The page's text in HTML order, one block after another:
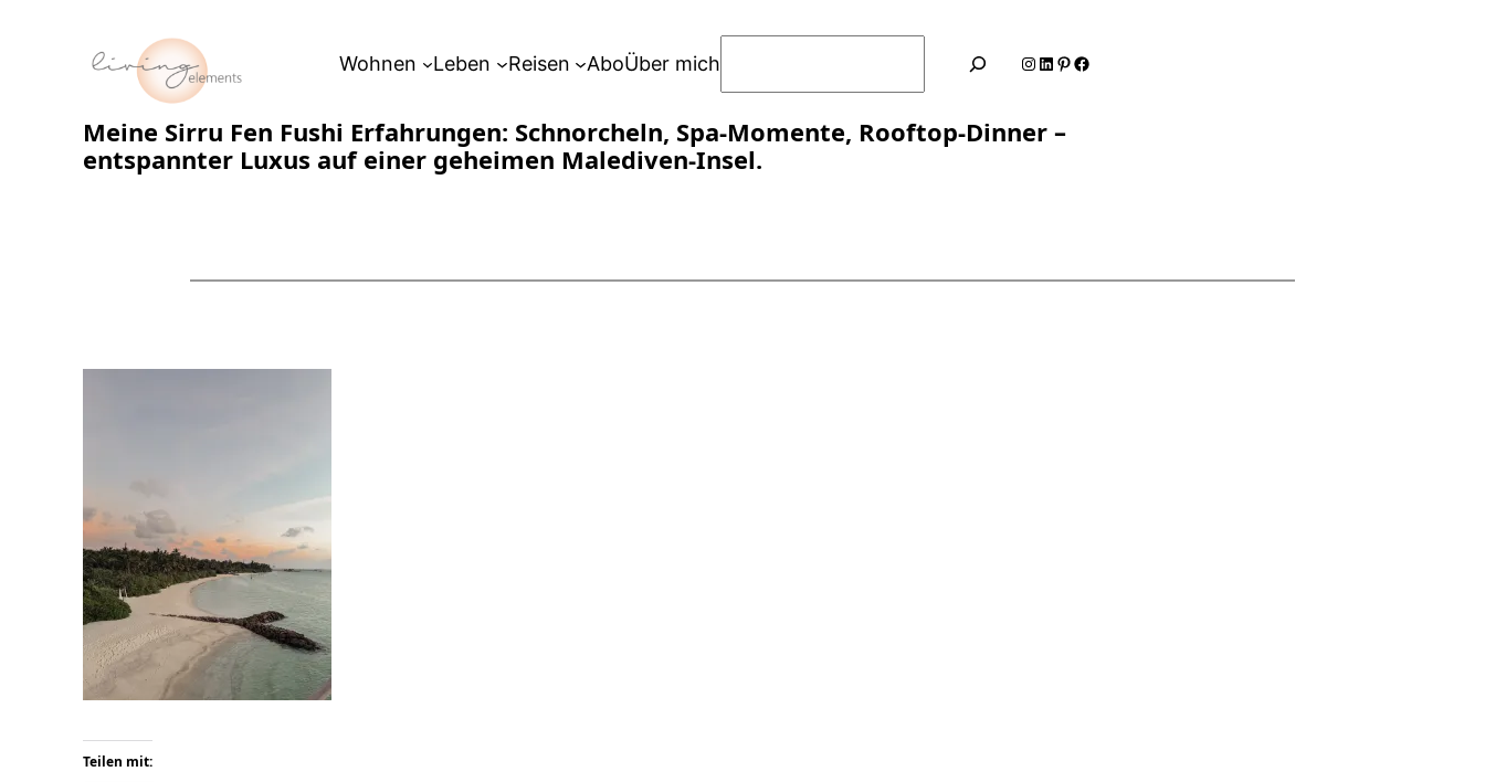
Wohnen Leben Reisen AboÜber mich
h
e
Instagram LinkedIn Pinterest Facebook
Meine Sirru Fen Fushi Erfahrungen: Schnorcheln, Spa-Momente, Rooftop-Dinner –
entspannter Luxus auf einer geheimen Malediven-Insel.
Teilen mit: